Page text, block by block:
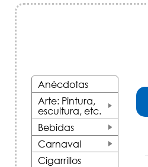
Anécdotas
Arte: Pintura,
escultura, etc.
+
Bebidas
+
Carnaval
Cigarrillos